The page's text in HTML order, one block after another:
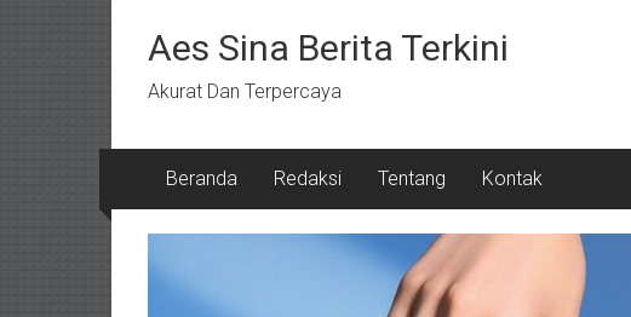
kontenAes Sina Berita Terkini
Akurat Dan Terpercaya
Beranda Redaksi Tentang Kontak